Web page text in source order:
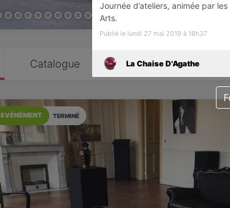
Catalogue Infos
TERMINÉ
EVÉNÉMENT
Journée d’ateliers, animée par
Arts.
Publié le lundi 27 mai 2019 à 18h37
La Chaise D'Agathe